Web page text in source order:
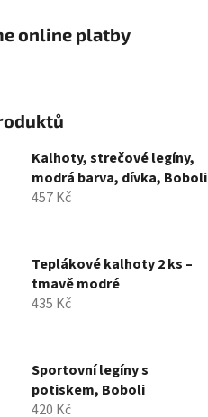
online platby
Kalhoty, strečové legíny,
modrá barva, dívka, Boboli
457 Kč
Teplákové kalhoty 2 ks –
tmavě modré
435 Kč
Sportovní legíny s
potiskem, Boboli
420 Kč